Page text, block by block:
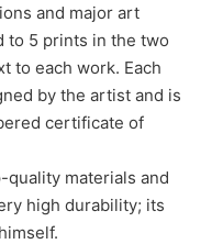
and major art
to 5 prints in the two
to each work. Each
by the artist and is
certificate of
quality materials and
high durability; its